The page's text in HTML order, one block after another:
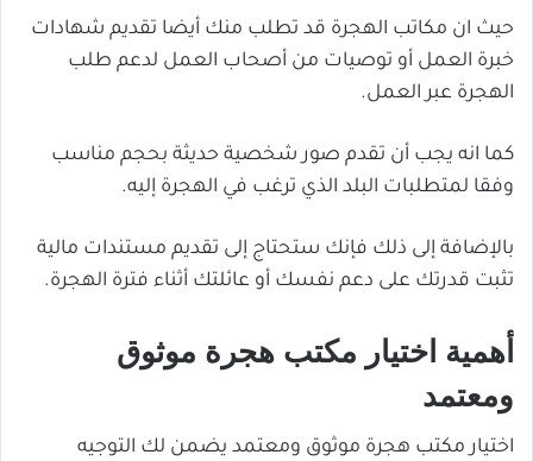
حيث ان مكاتب الهجرة قد تطلب منك أيضا تقديم شهادات
خبرة العمل أو توصيات من أصحاب العمل لدعم طلب
الهجرة عبر العمل.
كما انه يجب أن تقدم صور شخصية حديثة بحجم مناسب
وفقا لمتطلبات البلد الذي ترغب في الهجرة إليه.
بالإضافة إلى ذلك فإنك ستحتاج إلى تقديم مستندات مالية
تثبت قدرتك على دعم نفسك أو عائلتك أثناء فترة الهجرة.
أهمية اختيار مكتب هجرة موثوق
ومعتمد
اختيار مكتب هجرة موثوق ومعتمد يضمن لك التوجيه